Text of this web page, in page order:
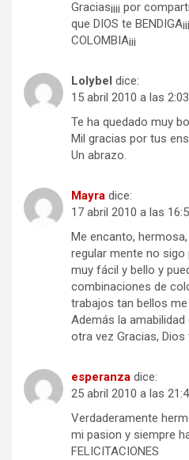
Gracias¡¡¡¡ por
que DIOS te
COLOMBIA¡¡¡
Lolybel dice:
15 abril 2010 a las 2:03
Te ha quedado muy
Mil gracias por tus
Un abrazo.
Mayra dice:
17 abril 2010 a las
Me encanto,
regular mente no
muy fácil y bello y
combinaciones de
trabajos tan bellos
Además la
otra vez Gracias, Dios
esperanza dice:
25 abril 2010 a las
Verdaderamente
mi pasion y siempre
FELICITACIONES